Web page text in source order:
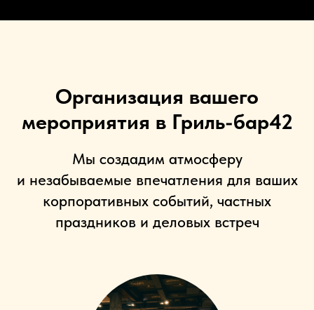
Организация вашего
мероприятия в Гриль-бар42
Мы создадим атмосферу
и незабываемые впечатления для ваших
корпоративных событий, частных
праздников и деловых встреч